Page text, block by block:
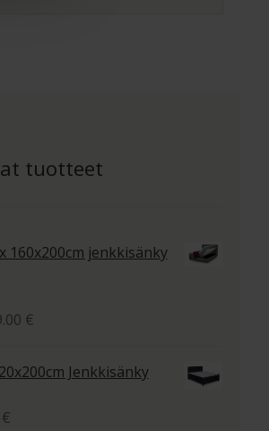
tuotteet
160x200cm jenkkisänky
€Hintaluokka:
-
1,929.00 €
Jenkkisänky
€